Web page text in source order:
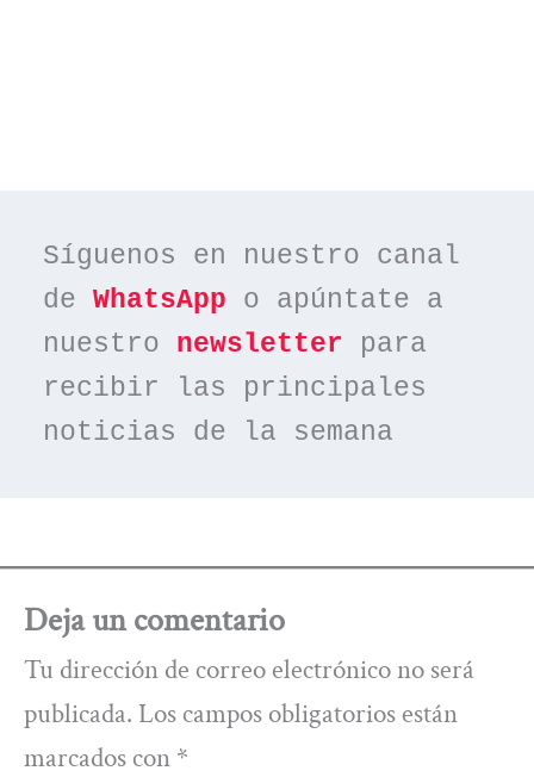
Síguenos en nuestro canal
de WhatsApp o apúntate a
nuestro newsletter para
recibir las principales
noticias de la semana
Deja un comentario
Tu dirección de correo electrónico no será
publicada. Los campos obligatorios están
marcados con *